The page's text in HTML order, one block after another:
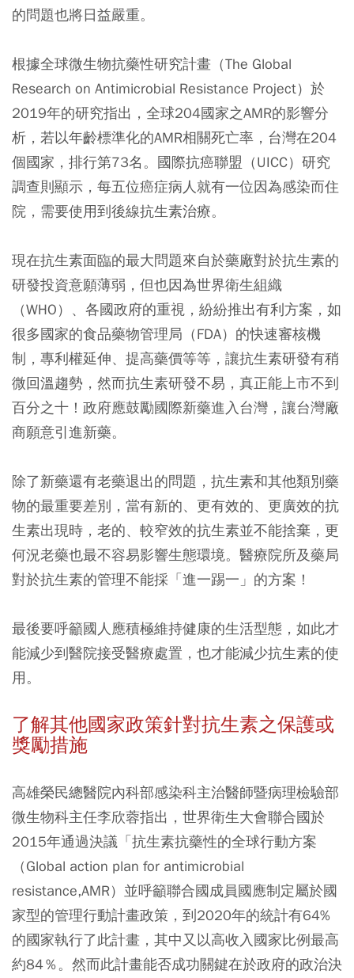
的問題也將日益嚴重。
根據全球微生物抗藥性研究計畫（The Global
Research on Antimicrobial Resistance Project）於
2019年的研究指出，全球204國家之AMR的影響分
析，若以年齡標準化的AMR相關死亡率，台灣在204
個國家，排行第73名。國際抗癌聯盟（UICC）研究
調查則顯示，每五位癌症病人就有一位因為感染而住
院，需要使用到後線抗生素治療。
現在抗生素面臨的最大問題來自於藥廠對於抗生素的
研發投資意願薄弱，但也因為世界衛生組織
（WHO）、各國政府的重視，紛紛推出有利方案，如
很多國家的食品藥物管理局（FDA）的快速審核機
制，專利權延伸、提高藥價等等，讓抗生素研發有稍
微回溫趨勢，然而抗生素研發不易，真正能上市不到
百分之十！政府應鼓勵國際新藥進入台灣，讓台灣廠
商願意引進新藥。
除了新藥還有老藥退出的問題，抗生素和其他類別藥
物的最重要差別，當有新的、更有效的、更廣效的抗
生素出現時，老的、較窄效的抗生素並不能捨棄，更
何況老藥也最不容易影響生態環境。醫療院所及藥局
對於抗生素的管理不能採「進一踢一」的方案！
最後要呼籲國人應積極維持健康的生活型態，如此才
能減少到醫院接受醫療處置，也才能減少抗生素的使
用。
了解其他國家政策針對抗生素之保護或
獎勵措施
高雄榮民總醫院內科部感染科主治醫師暨病理檢驗部
微生物科主任李欣蓉指出，世界衛生大會聯合國於
2015年通過決議「抗生素抗藥性的全球行動方案
（Global action plan for antimicrobial
resistance,AMR）並呼籲聯合國成員國應制定屬於國
家型的管理行動計畫政策，到2020年的統計有64%
的國家執行了此計畫，其中又以高收入國家比例最高
約84％。然而此計畫能否成功關鍵在於政府的政治決